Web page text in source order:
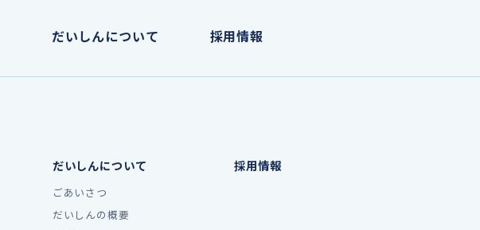
だいしんについて 採用情報
だいしんについて
ごあいさつ
だいしんの概要
採用情報